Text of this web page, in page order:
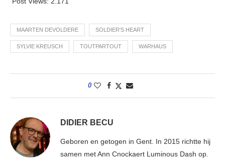
MAARTEN DEVOLDERE SOLDIER'S HEART
SYLVIE KREUSCH TOUTPARTOUT WARHAUS
0
DIDIER BECU
Geboren en getogen in Gent. In 2015 richtte hij
samen met Ann Cnockaert Luminous Dash op.